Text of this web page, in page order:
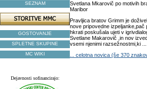
SEZNAM
GOSTOVANJE
SPLETNE SKUPINE
MC WIKI
Dejavnosti sofinancirajo:
Svetlana Mkarovič po motivih
Maribor
Pravljica bratov Grimm je
nove pripovedne izpeljanke,pač
hkrati poskušala ujeti v
Svetlane Makarovič ,in nov
vsemi njenimi razsežnostmi,ki ...
... celotna novica (še 370